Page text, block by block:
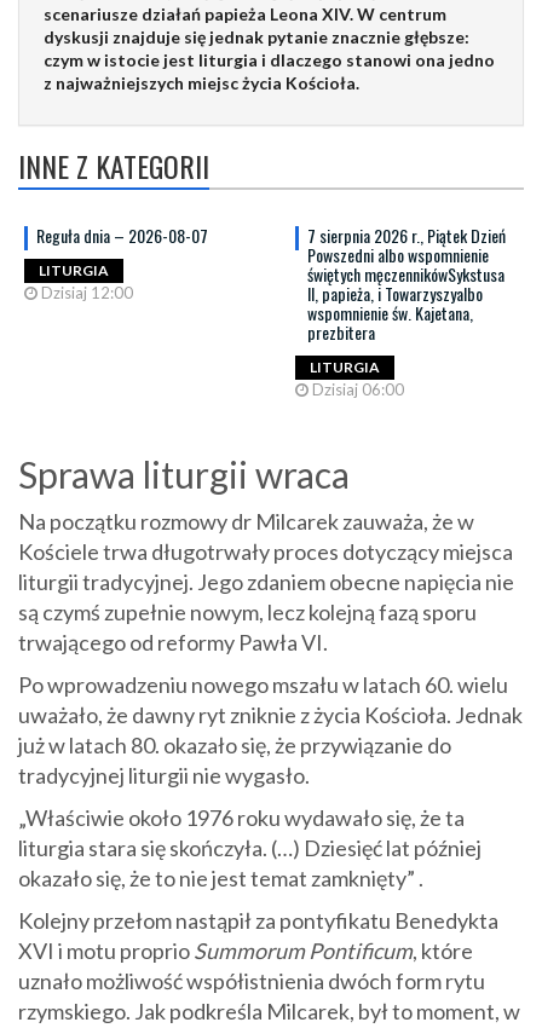
scenariusze działań papieża Leona XIV. W centrum
dyskusji znajduje się jednak pytanie znacznie głębsze:
czym w istocie jest liturgia i dlaczego stanowi ona jedno
z najważniejszych miejsc życia Kościoła.
INNE Z KATEGORII
Reguła dnia – 2026-08-07
LITURGIA
Dzisiaj 12:00
7 sierpnia 2026 r., Piątek Dzień
Powszedni albo wspomnienie
świętych męczennikówSykstusa
II, papieża, i Towarzyszyalbo
wspomnienie św. Kajetana,
prezbitera
LITURGIA
Dzisiaj 06:00
Sprawa liturgii wraca
Na początku rozmowy dr Milcarek zauważa, że w
Kościele trwa długotrwały proces dotyczący miejsca
liturgii tradycyjnej. Jego zdaniem obecne napięcia nie
są czymś zupełnie nowym, lecz kolejną fazą sporu
trwającego od reformy Pawła VI.
Po wprowadzeniu nowego mszału w latach 60. wielu
uważało, że dawny ryt zniknie z życia Kościoła. Jednak
już w latach 80. okazało się, że przywiązanie do
tradycyjnej liturgii nie wygasło.
„Właściwie około 1976 roku wydawało się, że ta
liturgia stara się skończyła. (…) Dziesięć lat później
okazało się, że to nie jest temat zamknięty” .
Kolejny przełom nastąpił za pontyfikatu Benedykta
XVI i motu proprioSummorum Pontificum, które
uznało możliwość współistnienia dwóch form rytu
rzymskiego. Jak podkreśla Milcarek, był to moment, w